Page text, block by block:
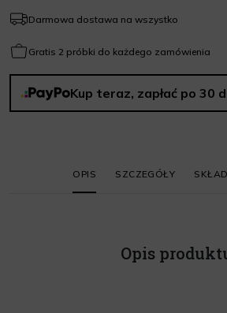
Darmowa dostawa na wszystko
Gratis 2 próbki do każdego zamówienia
Kup teraz, zapłać po 30
OPIS SZCZEGÓŁY SKŁAD
Opis